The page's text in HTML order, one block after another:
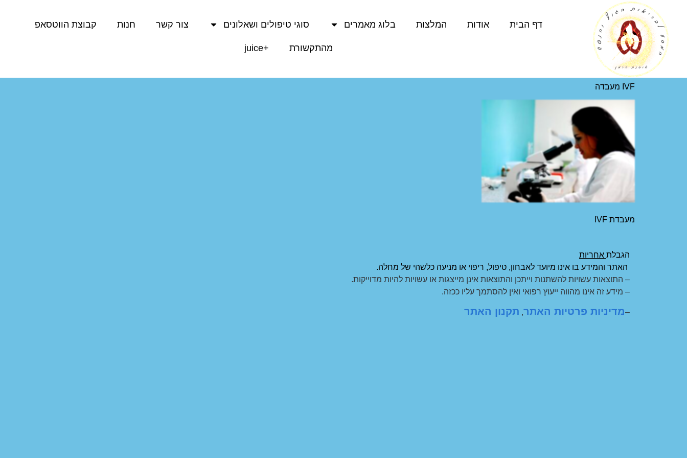
דף הבית אודות המלצות בלוג מאמרים סוגי טיפולים ושאלונים צור קשר חנות קבוצת הווטסאפ
מהתקשורת +juice
IVF מעבדה
מעבדת IVF
הגבלת אחריות
האתר והמידע בו אינו מיועד לאבחון, טיפול, ריפוי או מניעה כלשהי של מחלה.
– התוצאות עשויות להשתנות וייתכן והתוצאות אינן מייצגות או עשויות להיות מדוייקות.
– מידע זה אינו מהווה ייעוץ רפואי ואין להסתמך עליו ככזה.
–מדיניות פרטיות האתר, תקנון האתר